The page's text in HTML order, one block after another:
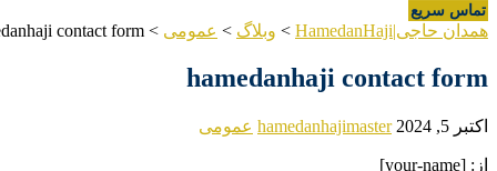
تماس سریع
همدان حاجی|HamedanHaji > وبلاگ > عمومی >
contact form
hamedanhaji contact form
اکتبر 5, 2024 hamedanhajimaster عمومی
از: [your-name]